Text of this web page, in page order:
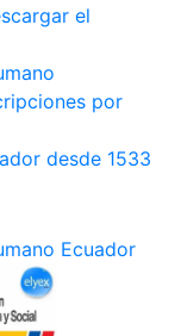
el
por
desde 1533
Ecuador